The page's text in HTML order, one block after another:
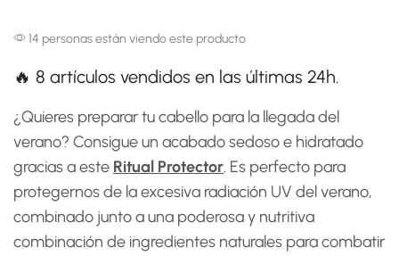
61,00€.
56,95€.
14 personas están viendo este producto
🔥 8 artículos vendidos en las últimas 24h.
¿Quieres preparar tu cabello para la llegada del
verano? Consigue un acabado sedoso e hidratado
gracias a este Ritual Protector. Es perfecto para
protegernos de la excesiva radiación UV del verano,
combinado junto a una poderosa y nutritiva
combinación de ingredientes naturales para combatir